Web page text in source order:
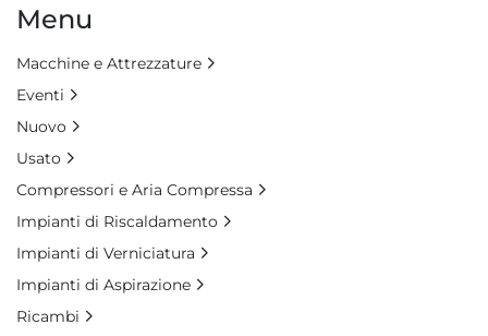
Menu
Macchine e Attrezzature
Eventi
Nuovo
Usato
Compressori e Aria Compressa
Impianti di Riscaldamento
Impianti di Verniciatura
Impianti di Aspirazione
Ricambi